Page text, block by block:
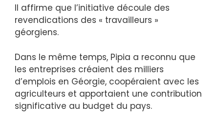
Il affirme que l’initiative découle des
revendications des « travailleurs »
géorgiens.
Dans le même temps, Pipia a reconnu que
les entreprises créaient des milliers
d’emplois en Géorgie, coopéraient avec les
agriculteurs et apportaient une contribution
significative au budget du pays.